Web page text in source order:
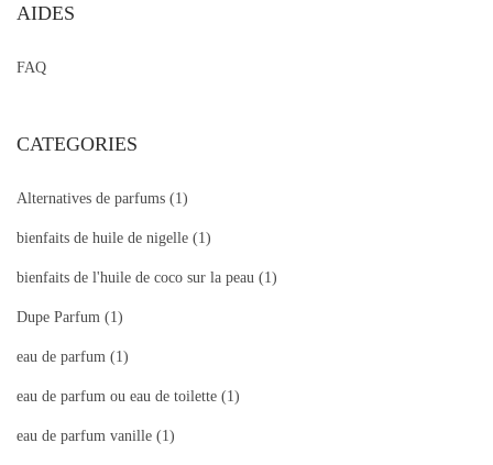
AIDES
FAQ
CATEGORIES
Alternatives de parfums (1)
bienfaits de huile de nigelle (1)
bienfaits de l'huile de coco sur la peau (1)
Dupe Parfum (1)
eau de parfum (1)
eau de parfum ou eau de toilette (1)
eau de parfum vanille (1)